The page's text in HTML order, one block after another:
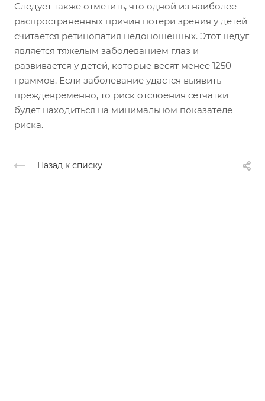
Следует также отметить, что одной из наиболее
распространенных причин потери зрения у детей
считается ретинопатия недоношенных. Этот недуг
является тяжелым заболеванием глаз и
развивается у детей, которые весят менее 1250
граммов. Если заболевание удастся выявить
преждевременно, то риск отслоения сетчатки
будет находиться на минимальном показателе
риска.
Назад к списку